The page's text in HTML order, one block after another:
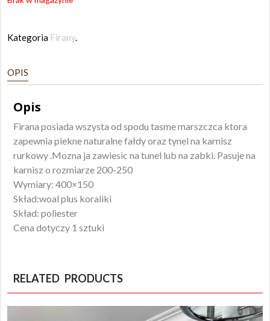
Kategoria Firany.
OPIS
Opis
Firana posiada wszysta od spodu tasme marszczca ktora
zapewnia piekne naturalne fałdy oraz tynel na karnisz
rurkowy .Mozna ja zawiesic na tunel lub na zabki. Pasuje na
karnisz o rozmiarze 200-250
Wymiary: 400×150
Skład:woal plus koraliki
Skład: poliester
Cena dotyczy 1 sztuki
RELATED PRODUCTS